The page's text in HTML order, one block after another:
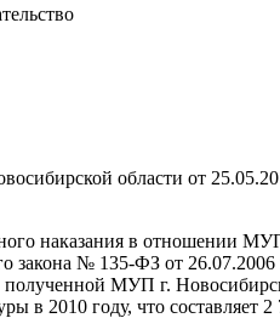
области от
наказания в отношении
закона № 135-ФЗ от
МУП г.
2010 году, что составляет